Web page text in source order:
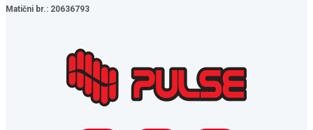
Matični br.: 20636793